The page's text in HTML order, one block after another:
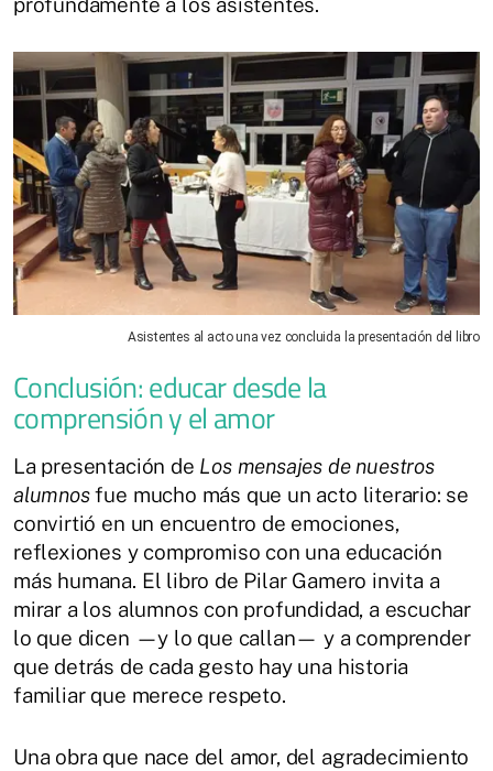
Asistentes al acto una vez concluida la presentación del libro
Conclusión: educar desde la
comprensión y el amor
La presentación de Los mensajes de nuestros
alumnosfue mucho más que un acto literario: se
convirtió en un encuentro de emociones,
reflexiones y compromiso con una educación
más humana. El libro de Pilar Gamero invita a
mirar a los alumnos con profundidad, a escuchar
lo que dicen —y lo que callan— y a comprender
que detrás de cada gesto hay una historia
familiar que merece respeto.
Una obra que nace del amor, del agradecimiento